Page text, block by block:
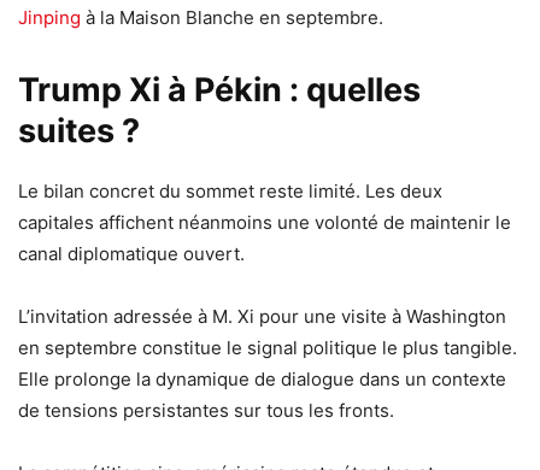
Jinping à la Maison Blanche en septembre.
Trump Xi à Pékin : quelles
suites ?
Le bilan concret du sommet reste limité. Les deux
capitales affichent néanmoins une volonté de maintenir le
canal diplomatique ouvert.
L’invitation adressée à M. Xi pour une visite à Washington
en septembre constitue le signal politique le plus tangible.
Elle prolonge la dynamique de dialogue dans un contexte
de tensions persistantes sur tous les fronts.